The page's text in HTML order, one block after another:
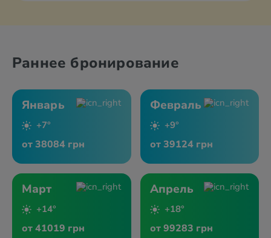
Раннее бронирование
Январь
+7°
от 38084 грн
Февраль
+9°
от 39124 грн
Март
+14°
от 41019 грн
Апрель
+18°
от 99283 грн